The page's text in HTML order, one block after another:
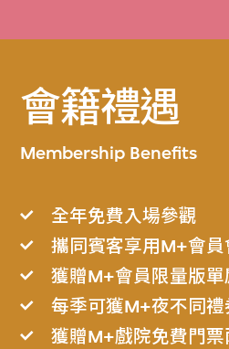
會籍禮遇
Membership Benefits
全年免費入場參觀
攜同賓客享用M+會員
獲贈M+會員限量版單
每季可獲M+夜不同禮
獲贈M+戲院免費門票